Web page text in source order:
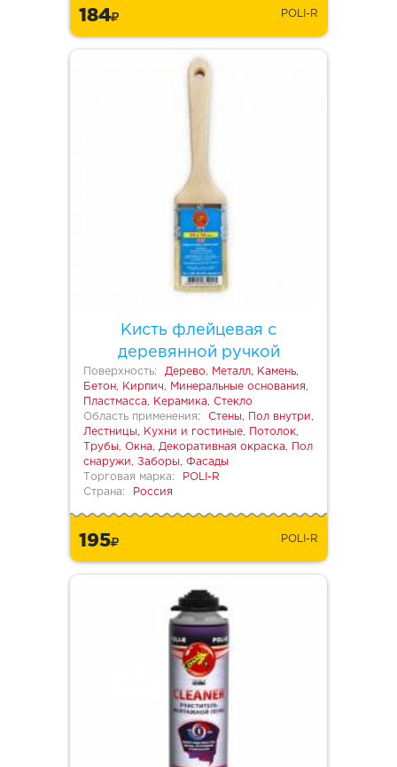
184 POLI-R
Кисть флейцевая с
деревянной ручкой
Поверхность:
Дерево, Металл, Камень,
Бетон, Кирпич, Минеральные основания,
Пластмасса, Керамика, Стекло
Область применения:
Стены, Пол внутри,
Лестницы, Кухни и гостиные, Потолок,
Трубы, Окна, Декоративная окраска, Пол
снаружи, Заборы, Фасады
Торговая марка:
POLI-R
Страна:
Россия
195 POLI-R